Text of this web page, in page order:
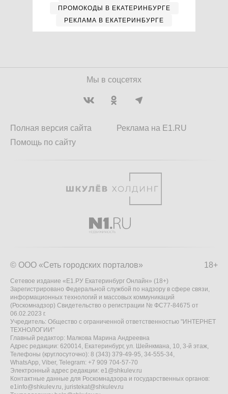
ПРОМОКОДЫ В ЕКАТЕРИНБУРГЕ
РЕКЛАМА В ЕКАТЕРИНБУРГЕ
Мы в соцсетях
Полная версия сайта
Помощь по сайту
Реклама на E1.RU
18+
© ООО «Сеть городских порталов»
Сетевое издание «Е1.РУ Екатеринбург Онлайн» (18+)
Зарегистрировано Федеральной службой по надзору в сфере связи,
информационных технологий и массовых коммуникаций
(Роскомнадзор) Свидетельство о регистрации № ФС77-84675 от
06.02.2023 г.
Учредитель: Общество с ограниченной ответственностью "ИНТЕРНЕТ
ТЕХНОЛОГИИ"
Главный редактор: Малкова Марина Андреевна
Адрес редакции: 620014, Екатеринбург, ул. Шейнкмана, 10, 3-й этаж,
Телефоны (круглосуточно): 8 (343) 379-49-95, 34-555-34,
WhatsApp, Viber, Telegram: +7 909 704-57-70
Электронный адрес редакции: e1@shkulev.ru
Контактные данные для Роскомнадзора и государственных органов:
e1info@shkulev.ru, juristekat@shkulev.ru